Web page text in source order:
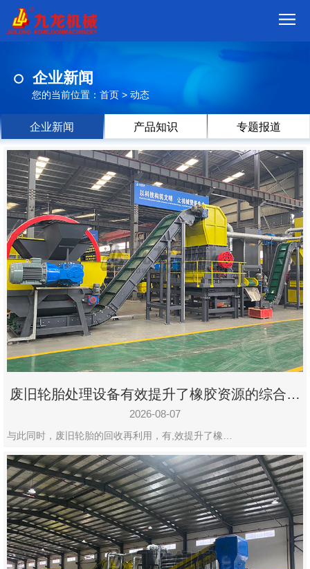
品
视
频
现
场
方
案
动
态
联
系
郑
州
市
九
设
有
限
公
司
豫
ICP
企业新闻
您的当前位置： 首页 > 动态
企业新闻 产品知识 专题报道
废旧轮胎处理设备有效提升了橡胶资源的综合利
用率
2026-08-07
与此同时，废旧轮胎的回收再利用，有,效提升了橡…